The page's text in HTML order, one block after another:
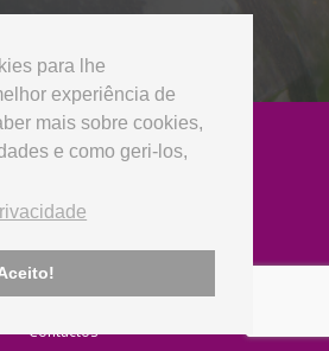
para lhe
experiência de
mais sobre cookies,
e como geri-los,
Empresa
Contactos